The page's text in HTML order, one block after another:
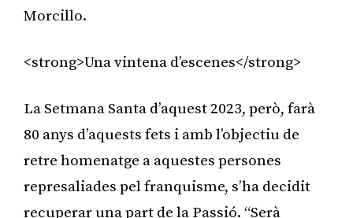
Morcillo.
<strong>Una vintena d’escenes</strong>
La Setmana Santa d’aquest 2023, però, farà
80 anys d’aquests fets i amb l’objectiu de
retre homenatge a aquestes persones
represaliades pel franquisme, s’ha decidit
recuperar una part de la Passió. “Serà